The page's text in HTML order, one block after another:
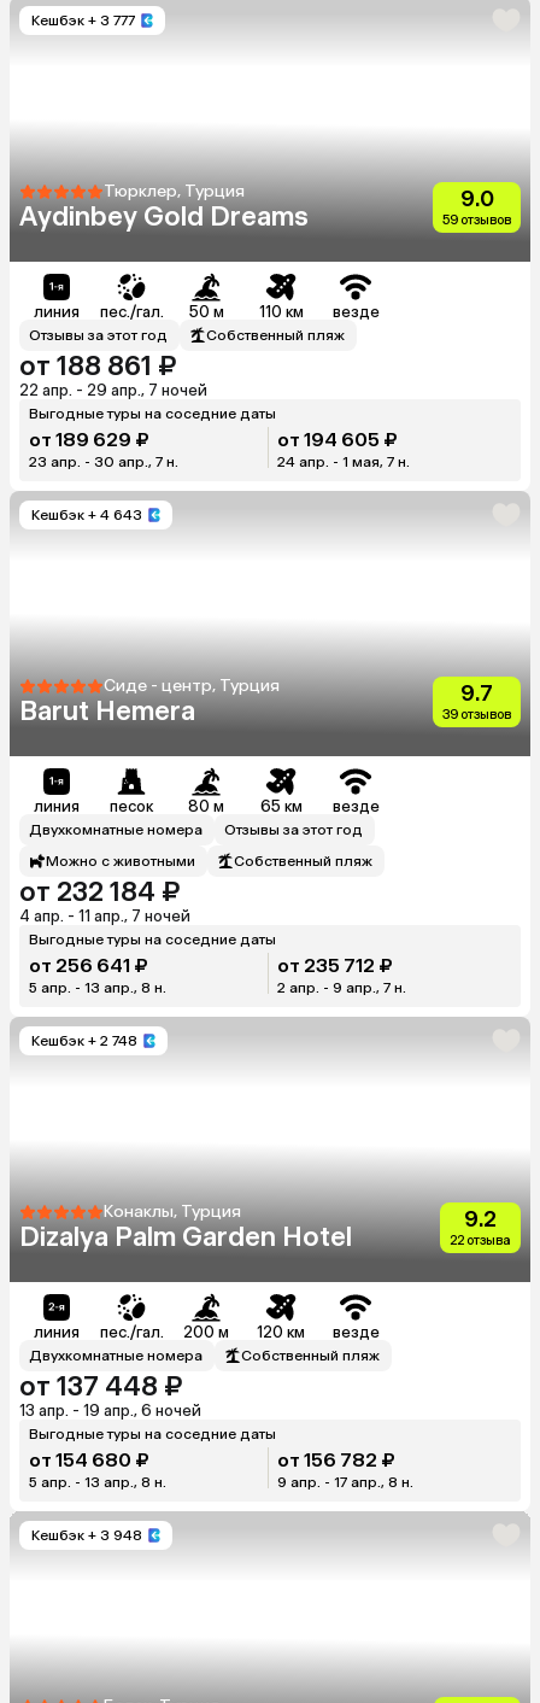
Кешбэк + 3 777
Тюрклер, Турция
Aydinbey Gold Dreams
9.0
59 отзывов
линия пес./гал. 50 м 110 км везде
Отзывы за этот год Собственный пляж
от 188 861 ₽
22 апр. - 29 апр., 7 ночей
Выгодные туры на соседние даты
от 189 629 ₽
23 апр. - 30 апр., 7 н.
от 194 605 ₽
24 апр. - 1 мая, 7 н.
Кешбэк + 4 643
Сиде - центр, Турция
Barut Hemera
9.7
39 отзывов
линия песок 80 м 65 км везде
Двухкомнатные номера
Отзывы за этот год
Можно с животными
Собственный пляж
от 232 184 ₽
4 апр. - 11 апр., 7 ночей
Выгодные туры на соседние даты
от 256 641 ₽
5 апр. - 13 апр., 8 н.
от 235 712 ₽
2 апр. - 9 апр., 7 н.
Кешбэк + 2 748
Конаклы, Турция
Dizalya Palm Garden Hotel
9.2
22 отзыва
линия пес./гал. 200 м 120 км везде
Двухкомнатные номера Собственный пляж
от 137 448 ₽
13 апр. - 19 апр., 6 ночей
Выгодные туры на соседние даты
от 154 680 ₽
5 апр. - 13 апр., 8 н.
от 156 782 ₽
9 апр. - 17 апр., 8 н.
Кешбэк + 3 948